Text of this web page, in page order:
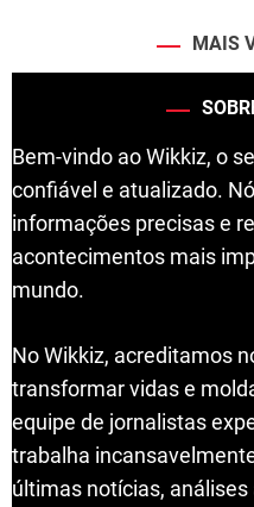
MAIS
Bem-vindo ao Wikkiz, o
confiável e atualizado.
informações precisas e
acontecimentos mais
mundo.
No Wikkiz, acreditamos
transformar vidas e
equipe de jornalistas
trabalha
últimas notícias,